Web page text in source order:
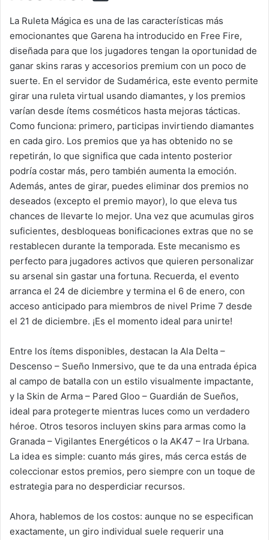
La Ruleta Mágica es una de las características más
emocionantes que Garena ha introducido en Free Fire,
diseñada para que los jugadores tengan la oportunidad de
ganar skins raras y accesorios premium con un poco de
suerte. En el servidor de Sudamérica, este evento permite
girar una ruleta virtual usando diamantes, y los premios
varían desde ítems cosméticos hasta mejoras tácticas.
Como funciona: primero, participas invirtiendo diamantes
en cada giro. Los premios que ya has obtenido no se
repetirán, lo que significa que cada intento posterior
podría costar más, pero también aumenta la emoción.
Además, antes de girar, puedes eliminar dos premios no
deseados (excepto el premio mayor), lo que eleva tus
chances de llevarte lo mejor. Una vez que acumulas giros
suficientes, desbloqueas bonificaciones extras que no se
restablecen durante la temporada. Este mecanismo es
perfecto para jugadores activos que quieren personalizar
su arsenal sin gastar una fortuna. Recuerda, el evento
arranca el 24 de diciembre y termina el 6 de enero, con
acceso anticipado para miembros de nivel Prime 7 desde
el 21 de diciembre. ¡Es el momento ideal para unirte!
Entre los ítems disponibles, destacan la Ala Delta –
Descenso – Sueño Inmersivo, que te da una entrada épica
al campo de batalla con un estilo visualmente impactante,
y la Skin de Arma – Pared Gloo – Guardián de Sueños,
ideal para protegerte mientras luces como un verdadero
héroe. Otros tesoros incluyen skins para armas como la
Granada – Vigilantes Energéticos o la AK47 – Ira Urbana.
La idea es simple: cuanto más gires, más cerca estás de
coleccionar estos premios, pero siempre con un toque de
estrategia para no desperdiciar recursos.
Ahora, hablemos de los costos: aunque no se especifican
exactamente, un giro individual suele requerir una